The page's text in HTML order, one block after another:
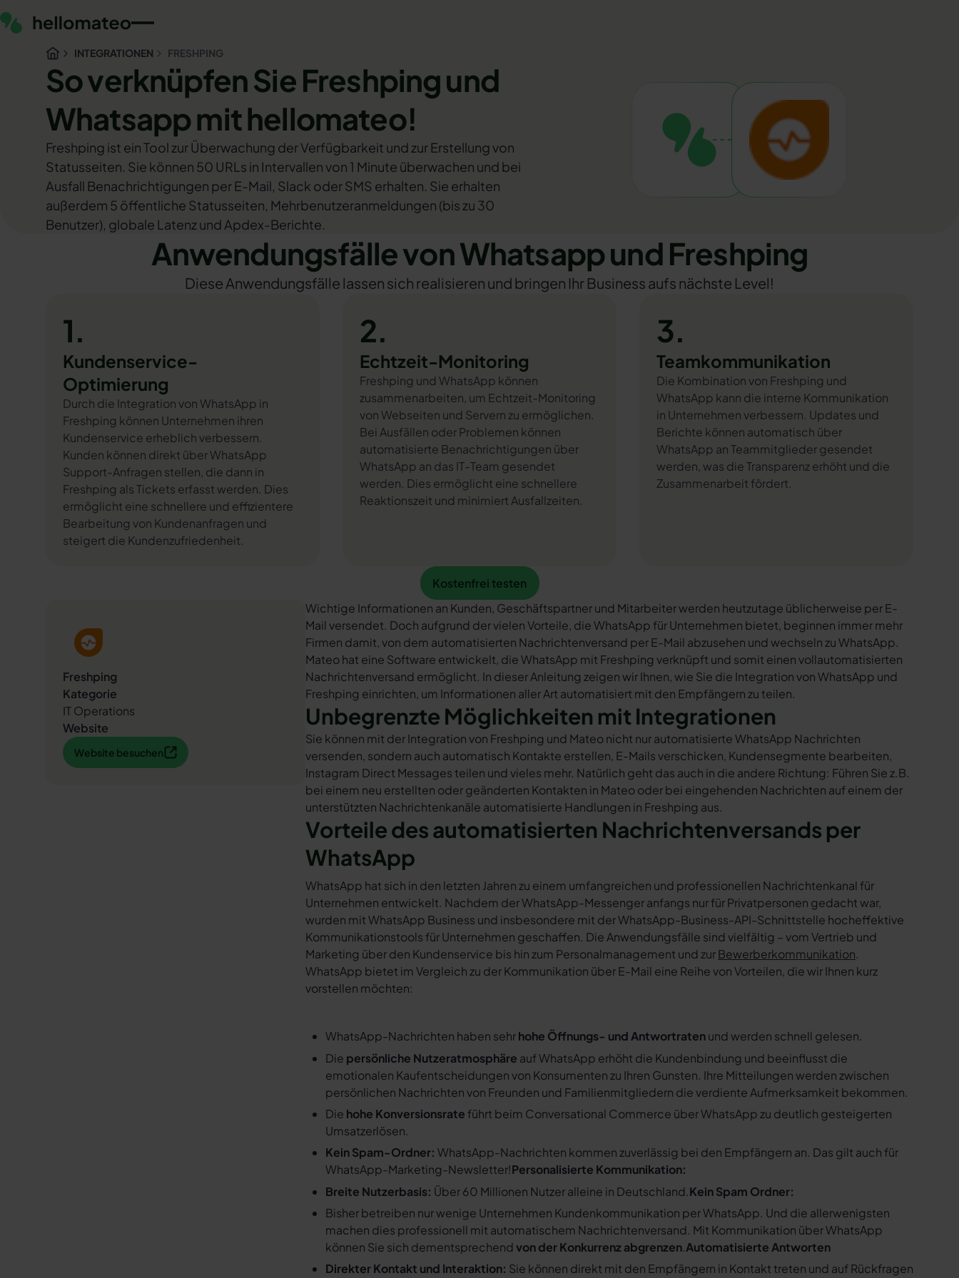
INTEGRATIONEN FRESHPING
So verknüpfen Sie Freshping und
Whatsapp mit hellomateo!
Freshping ist ein Tool zur Überwachung der Verfügbarkeit und zur Erstellung von
Statusseiten. Sie können 50 URLs in Intervallen von 1 Minute überwachen und bei
Ausfall Benachrichtigungen per E-Mail, Slack oder SMS erhalten. Sie erhalten
außerdem 5 öffentliche Statusseiten, Mehrbenutzeranmeldungen (bis zu 30
Benutzer), globale Latenz und Apdex-Berichte.
Anwendungsfälle von Whatsapp und Freshping
Diese Anwendungsfälle lassen sich realisieren und bringen Ihr Business aufs nächste Level!
1.
Kundenservice-
Optimierung
Durch die Integration von WhatsApp in
Freshping können Unternehmen ihren
Kundenservice erheblich verbessern.
Kunden können direkt über WhatsApp
Support-Anfragen stellen, die dann in
Freshping als Tickets erfasst werden. Dies
ermöglicht eine schnellere und effizientere
Bearbeitung von Kundenanfragen und
steigert die Kundenzufriedenheit.
2.
Echtzeit-Monitoring
Freshping und WhatsApp können
zusammenarbeiten, um Echtzeit-Monitoring
von Webseiten und Servern zu ermöglichen.
Bei Ausfällen oder Problemen können
automatisierte Benachrichtigungen über
WhatsApp an das IT-Team gesendet
werden. Dies ermöglicht eine schnellere
Reaktionszeit und minimiert Ausfallzeiten.
3.
Teamkommunikation
Die Kombination von Freshping und
WhatsApp kann die interne Kommunikation
in Unternehmen verbessern. Updates und
Berichte können automatisch über
WhatsApp an Teammitglieder gesendet
werden, was die Transparenz erhöht und die
Zusammenarbeit fördert.
Kostenfrei testen
Kostenfrei testen
Freshping
Kategorie
IT Operations
Website
Website besuchen
Website besuchen
Wichtige Informationen an Kunden, Geschäftspartner und Mitarbeiter werden heutzutage üblicherweise per E-
Mail versendet. Doch aufgrund der vielen Vorteile, die WhatsApp für Unternehmen bietet, beginnen immer mehr
Firmen damit, von dem automatisierten Nachrichtenversand per E-Mail abzusehen und wechseln zu WhatsApp.
Mateo hat eine Software entwickelt, die WhatsApp mit Freshping verknüpft und somit einen vollautomatisierten
Nachrichtenversand ermöglicht. In dieser Anleitung zeigen wir Ihnen, wie Sie die Integration von WhatsApp und
Freshping einrichten, um Informationen aller Art automatisiert mit den Empfängern zu teilen.
Unbegrenzte Möglichkeiten mit Integrationen
Sie können mit der Integration von Freshping und Mateo nicht nur automatisierte WhatsApp Nachrichten
versenden, sondern auch automatisch Kontakte erstellen, E-Mails verschicken, Kundensegmente bearbeiten,
Instagram Direct Messages teilen und vieles mehr. Natürlich geht das auch in die andere Richtung: Führen Sie z.B.
bei einem neu erstellten oder geänderten Kontakten in Mateo oder bei eingehenden Nachrichten auf einem der
unterstützten Nachrichtenkanäle automatisierte Handlungen in Freshping aus.
Vorteile des automatisierten Nachrichtenversands per
WhatsApp
WhatsApp hat sich in den letzten Jahren zu einem umfangreichen und professionellen Nachrichtenkanal für
Unternehmen entwickelt. Nachdem der WhatsApp-Messenger anfangs nur für Privatpersonen gedacht war,
wurden mit WhatsApp Business und insbesondere mit der WhatsApp-Business-API-Schnittstelle hocheffektive
Kommunikationstools für Unternehmen geschaffen. Die Anwendungsfälle sind vielfältig – vom Vertrieb und
Marketing über den Kundenservice bis hin zum Personalmanagement und zurBewerberkommunikation.
WhatsApp bietet im Vergleich zu der Kommunikation über E-Mail eine Reihe von Vorteilen, die wir Ihnen kurz
vorstellen möchten:
WhatsApp-Nachrichten haben sehrhohe Öffnungs- und Antwortratenund werden schnell gelesen.
Die persönliche Nutzeratmosphäre auf WhatsApp erhöht die Kundenbindung und beeinflusst die
emotionalen Kaufentscheidungen von Konsumenten zu Ihren Gunsten. Ihre Mitteilungen werden zwischen
persönlichen Nachrichten von Freunden und Familienmitgliedern die verdiente Aufmerksamkeit bekommen.
Die hohe Konversionsrate führt beim Conversational Commerce über WhatsApp zu deutlich gesteigerten
Umsatzerlösen.
Kein Spam-Ordner: WhatsApp-Nachrichten kommen zuverlässig bei den Empfängern an. Das gilt auch für
WhatsApp-Marketing-Newsletter!Personalisierte Kommunikation:
Breite Nutzerbasis: Über 60 Millionen Nutzer alleine in Deutschland.Kein Spam Ordner:
Bisher betreiben nur wenige Unternehmen Kundenkommunikation per WhatsApp. Und die allerwenigsten
machen dies professionell mit automatischem Nachrichtenversand. Mit Kommunikation über WhatsApp
können Sie sich dementsprechendvon der Konkurrenz abgrenzen.Automatisierte Antworten
Direkter Kontakt und Interaktion: Sie können direkt mit den Empfängern in Kontakt treten und auf Rückfragen